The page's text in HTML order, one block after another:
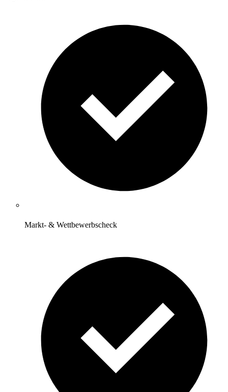
Markt- & Wettbewerbscheck